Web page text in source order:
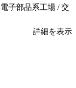
子部品系工場 / 交
詳細を表示